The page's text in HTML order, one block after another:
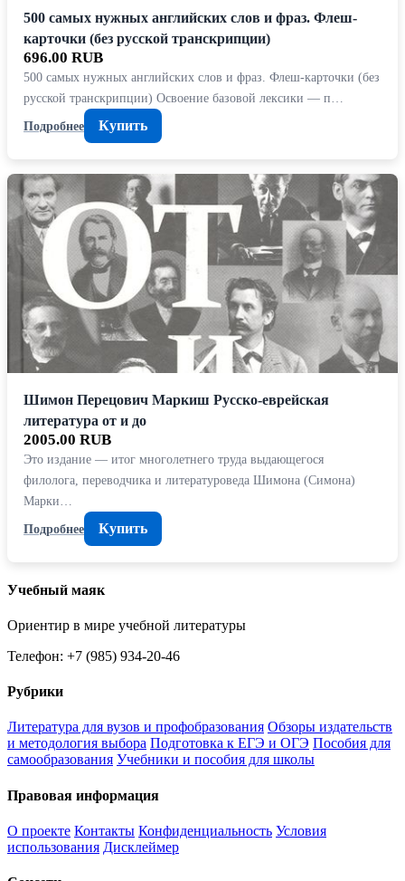
500 самых нужных английских слов и фраз. Флеш-
карточки (без русской транскрипции)
696.00 RUB
500 самых нужных английских слов и фраз. Флеш-карточки (без
русской транскрипции) Освоение базовой лексики — п…
Подробнее
Купить
Шимон Перецович Маркиш Русско-еврейская
литература от и до
2005.00 RUB
Это издание — итог многолетнего труда выдающегося
филолога, переводчика и литературоведа Шимона (Симона)
Марки…
Подробнее
Купить
Учебный маяк
Ориентир в мире учебной литературы
Телефон: +7 (985) 934-20-46
Рубрики
Литература для вузов и профобразования Обзоры издательств
и методология выбора Подготовка к ЕГЭ и ОГЭ Пособия для
самообразования Учебники и пособия для школы
Правовая информация
О проекте Контакты Конфиденциальность Условия
использования Дисклеймер